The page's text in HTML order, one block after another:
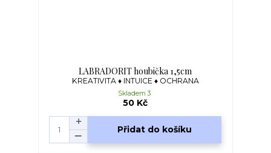
LABRADORIT houbička 1,5cm
KREATIVITA ♦ INTUICE ♦ OCHRANA
50 Kč
Skladem 3
Přidat do košíku